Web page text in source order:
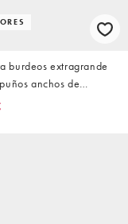
burdeos extragrande
anchos de